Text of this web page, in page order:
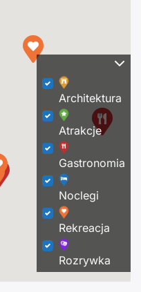
Architektura
Atrakcje
Gastronomia
Noclegi
Rekreacja
Rozrywka